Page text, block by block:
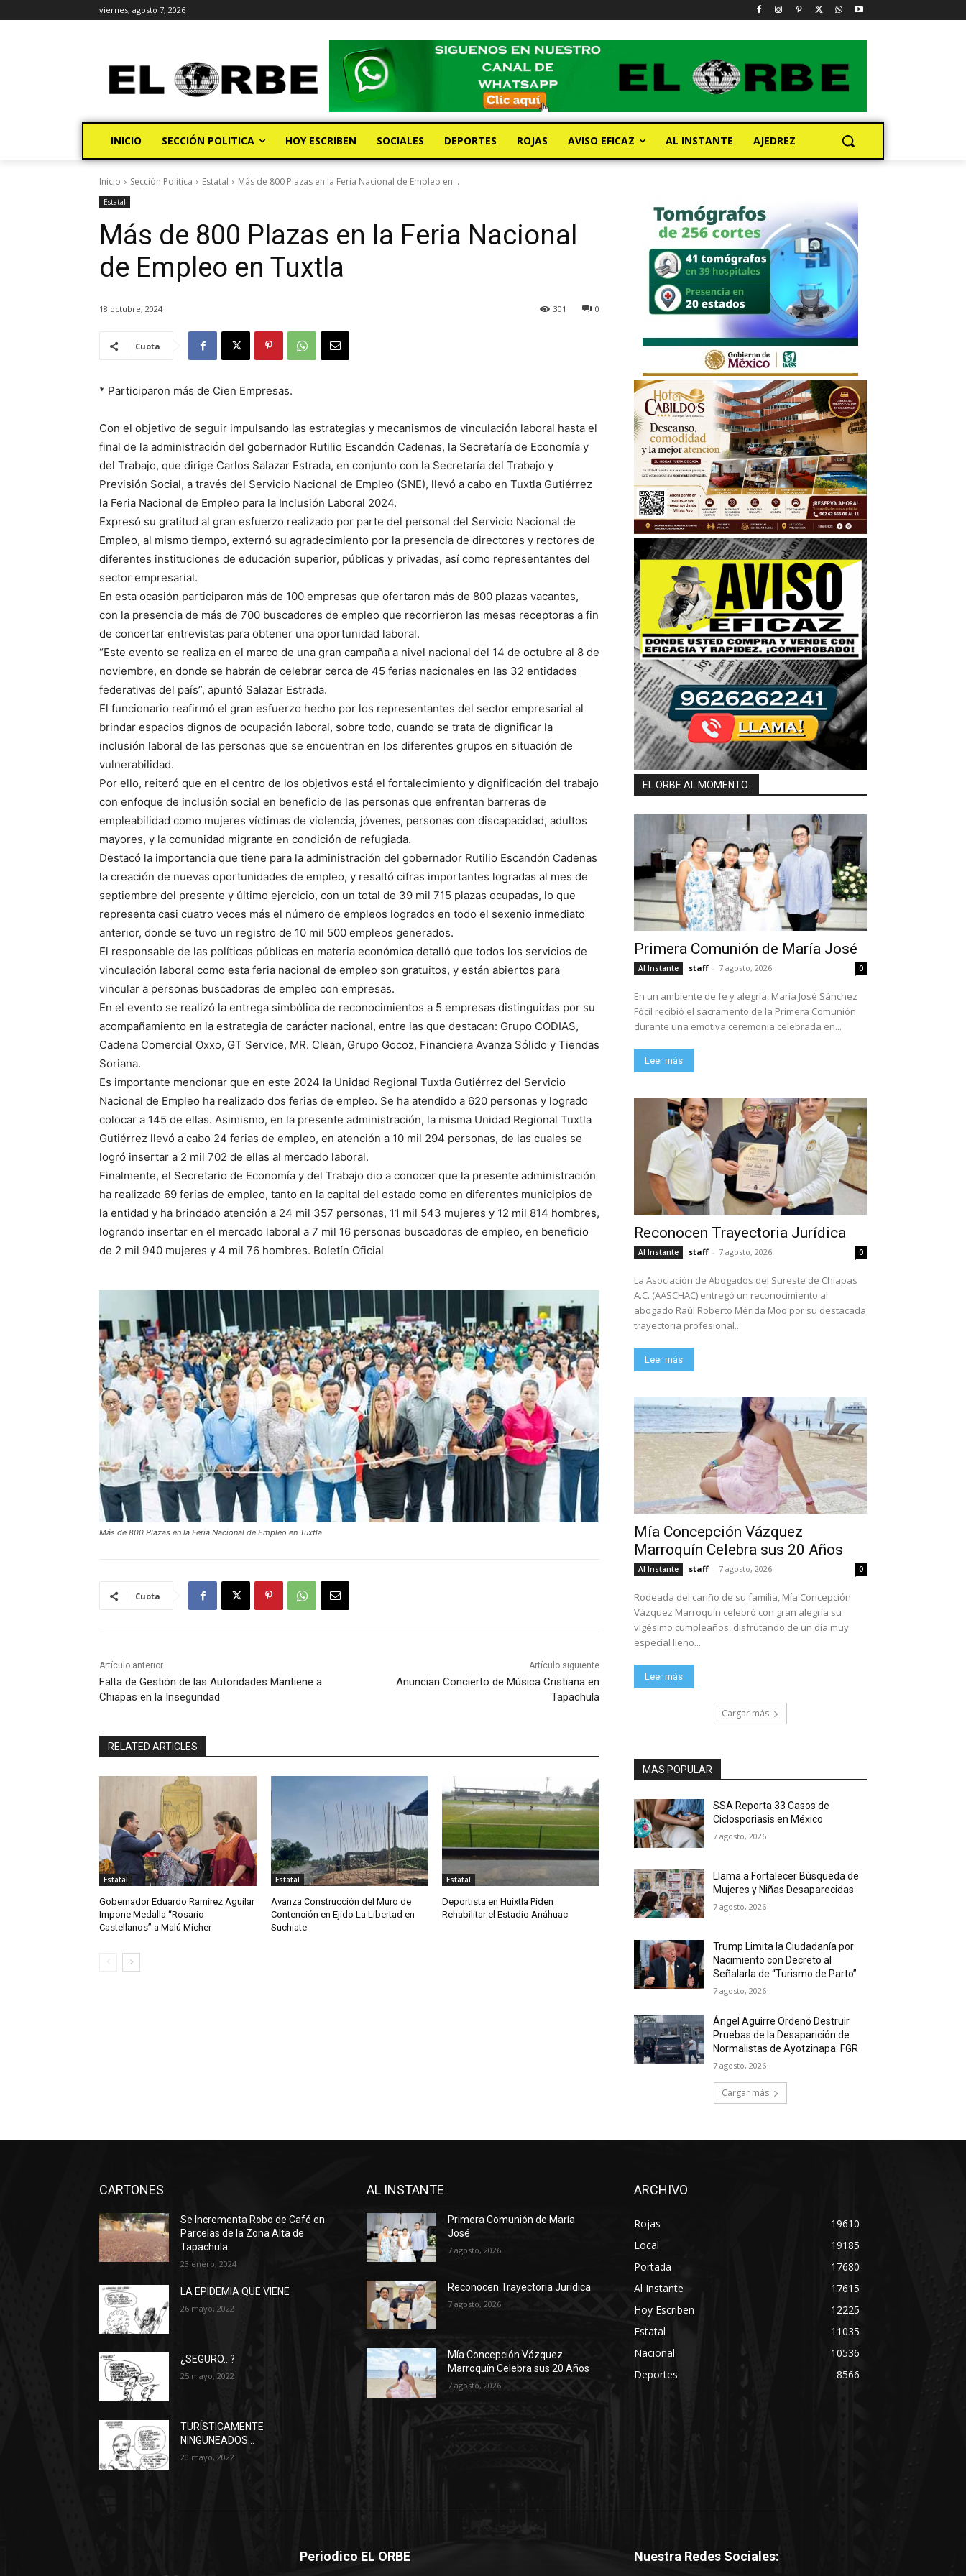
viernes, agosto 7, 2026
INICIO SECCIÓN POLITICA HOY ESCRIBEN SOCIALES DEPORTES ROJAS AVISO EFICAZ AL INSTANTE AJEDREZ
Inicio Sección Politica Estatal Más de 800 Plazas en la Feria Nacional de Empleo en...
Estatal
Más de 800 Plazas en la Feria Nacional
de Empleo en Tuxtla
18 octubre, 2024 0
301
Cuota
* Participaron más de Cien Empresas.
Con el objetivo de seguir impulsando las estrategias y mecanismos de vinculación laboral hasta el
final de la administración del gobernador Rutilio Escandón Cadenas, la Secretaría de Economía y
del Trabajo, que dirige Carlos Salazar Estrada, en conjunto con la Secretaría del Trabajo y
Previsión Social, a través del Servicio Nacional de Empleo (SNE), llevó a cabo en Tuxtla Gutiérrez
la Feria Nacional de Empleo para la Inclusión Laboral 2024.
Expresó su gratitud al gran esfuerzo realizado por parte del personal del Servicio Nacional de
Empleo, al mismo tiempo, externó su agradecimiento por la presencia de directores y rectores de
diferentes instituciones de educación superior, públicas y privadas, así como representantes del
sector empresarial.
En esta ocasión participaron más de 100 empresas que ofertaron más de 800 plazas vacantes,
con la presencia de más de 700 buscadores de empleo que recorrieron las mesas receptoras a fin
de concertar entrevistas para obtener una oportunidad laboral.
“Este evento se realiza en el marco de una gran campaña a nivel nacional del 14 de octubre al 8 de
noviembre, en donde se habrán de celebrar cerca de 45 ferias nacionales en las 32 entidades
federativas del país”, apuntó Salazar Estrada.
El funcionario reafirmó el gran esfuerzo hecho por los representantes del sector empresarial al
brindar espacios dignos de ocupación laboral, sobre todo, cuando se trata de dignificar la
inclusión laboral de las personas que se encuentran en los diferentes grupos en situación de
vulnerabilidad.
Por ello, reiteró que en el centro de los objetivos está el fortalecimiento y dignificación del trabajo
con enfoque de inclusión social en beneficio de las personas que enfrentan barreras de
empleabilidad como mujeres víctimas de violencia, jóvenes, personas con discapacidad, adultos
mayores, y la comunidad migrante en condición de refugiada.
Destacó la importancia que tiene para la administración del gobernador Rutilio Escandón Cadenas
la creación de nuevas oportunidades de empleo, y resaltó cifras importantes logradas al mes de
septiembre del presente y último ejercicio, con un total de 39 mil 715 plazas ocupadas, lo que
representa casi cuatro veces más el número de empleos logrados en todo el sexenio inmediato
anterior, donde se tuvo un registro de 10 mil 500 empleos generados.
El responsable de las políticas públicas en materia económica detalló que todos los servicios de
vinculación laboral como esta feria nacional de empleo son gratuitos, y están abiertos para
vincular a personas buscadoras de empleo con empresas.
En el evento se realizó la entrega simbólica de reconocimientos a 5 empresas distinguidas por su
acompañamiento en la estrategia de carácter nacional, entre las que destacan: Grupo CODIAS,
Cadena Comercial Oxxo, GT Service, MR. Clean, Grupo Gocoz, Financiera Avanza Sólido y Tiendas
Soriana.
Es importante mencionar que en este 2024 la Unidad Regional Tuxtla Gutiérrez del Servicio
Nacional de Empleo ha realizado dos ferias de empleo. Se ha atendido a 620 personas y logrado
colocar a 145 de ellas. Asimismo, en la presente administración, la misma Unidad Regional Tuxtla
Gutiérrez llevó a cabo 24 ferias de empleo, en atención a 10 mil 294 personas, de las cuales se
logró insertar a 2 mil 702 de ellas al mercado laboral.
Finalmente, el Secretario de Economía y del Trabajo dio a conocer que la presente administración
ha realizado 69 ferias de empleo, tanto en la capital del estado como en diferentes municipios de
la entidad y ha brindado atención a 24 mil 357 personas, 11 mil 543 mujeres y 12 mil 814 hombres,
logrando insertar en el mercado laboral a 7 mil 16 personas buscadoras de empleo, en beneficio
de 2 mil 940 mujeres y 4 mil 76 hombres. Boletín Oficial
Más de 800 Plazas en la Feria Nacional de Empleo en Tuxtla
Cuota
Artículo anterior
Falta de Gestión de las Autoridades Mantiene a
Chiapas en la Inseguridad
Artículo siguiente
Anuncian Concierto de Música Cristiana en
Tapachula
RELATED ARTICLES
Estatal
Gobernador Eduardo Ramírez Aguilar
Impone Medalla “Rosario
Castellanos” a Malú Mícher
Estatal
Avanza Construcción del Muro de
Contención en Ejido La Libertad en
Suchiate
Estatal
Deportista en Huixtla Piden
Rehabilitar el Estadio Anáhuac
EL ORBE AL MOMENTO:
Primera Comunión de María José
Al Instante staff - 7 agosto, 2026 0
En un ambiente de fe y alegría, María José Sánchez
Fócil recibió el sacramento de la Primera Comunión
durante una emotiva ceremonia celebrada en...
Leer más
Reconocen Trayectoria Jurídica
Al Instante staff - 7 agosto, 2026 0
La Asociación de Abogados del Sureste de Chiapas
A.C. (AASCHAC) entregó un reconocimiento al
abogado Raúl Roberto Mérida Moo por su destacada
trayectoria profesional...
Leer más
Mía Concepción Vázquez
Marroquín Celebra sus 20 Años
Al Instante staff - 7 agosto, 2026 0
Rodeada del cariño de su familia, Mía Concepción
Vázquez Marroquín celebró con gran alegría su
vigésimo cumpleaños, disfrutando de un día muy
especial lleno...
Leer más
Cargar más
MAS POPULAR
SSA Reporta 33 Casos de
Ciclosporiasis en México
7 agosto, 2026
Llama a Fortalecer Búsqueda de
Mujeres y Niñas Desaparecidas
7 agosto, 2026
Trump Limita la Ciudadanía por
Nacimiento con Decreto al
Señalarla de “Turismo de Parto”
7 agosto, 2026
Ángel Aguirre Ordenó Destruir
Pruebas de la Desaparición de
Normalistas de Ayotzinapa: FGR
7 agosto, 2026
Cargar más
CARTONES
Se Incrementa Robo de Café en
Parcelas de la Zona Alta de
Tapachula
23 enero, 2024
LA EPIDEMIA QUE VIENE
26 mayo, 2022
¿SEGURO…?
25 mayo, 2022
TURÍSTICAMENTE
NINGUNEADOS…
20 mayo, 2022
AL INSTANTE
Primera Comunión de María
José
7 agosto, 2026
Reconocen Trayectoria Jurídica
7 agosto, 2026
Mía Concepción Vázquez
Marroquín Celebra sus 20 Años
7 agosto, 2026
ARCHIVO
Rojas
19610
Local
19185
Portada
17680
Al Instante
17615
Hoy Escriben
12225
Estatal
11035
Nacional
10536
Deportes
8566
Periodico EL ORBE Nuestra Redes Sociales: